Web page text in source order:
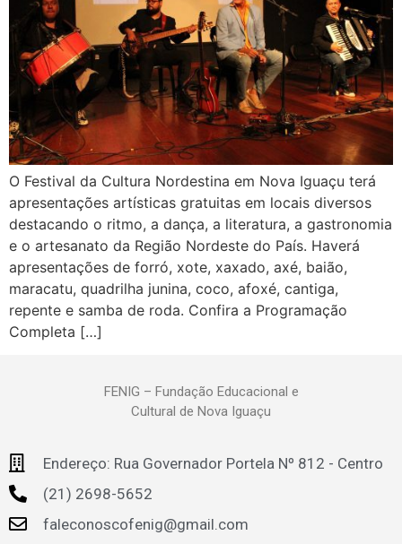
O Festival da Cultura Nordestina em Nova Iguaçu terá
apresentações artísticas gratuitas em locais diversos
destacando o ritmo, a dança, a literatura, a gastronomia
e o artesanato da Região Nordeste do País. Haverá
apresentações de forró, xote, xaxado, axé, baião,
maracatu, quadrilha junina, coco, afoxé, cantiga,
repente e samba de roda. Confira a Programação
Completa […]
FENIG – Fundação Educacional e
Cultural de Nova Iguaçu
Endereço: Rua Governador Portela Nº 812 - Centro
(21) 2698-5652
faleconoscofenig@gmail.com